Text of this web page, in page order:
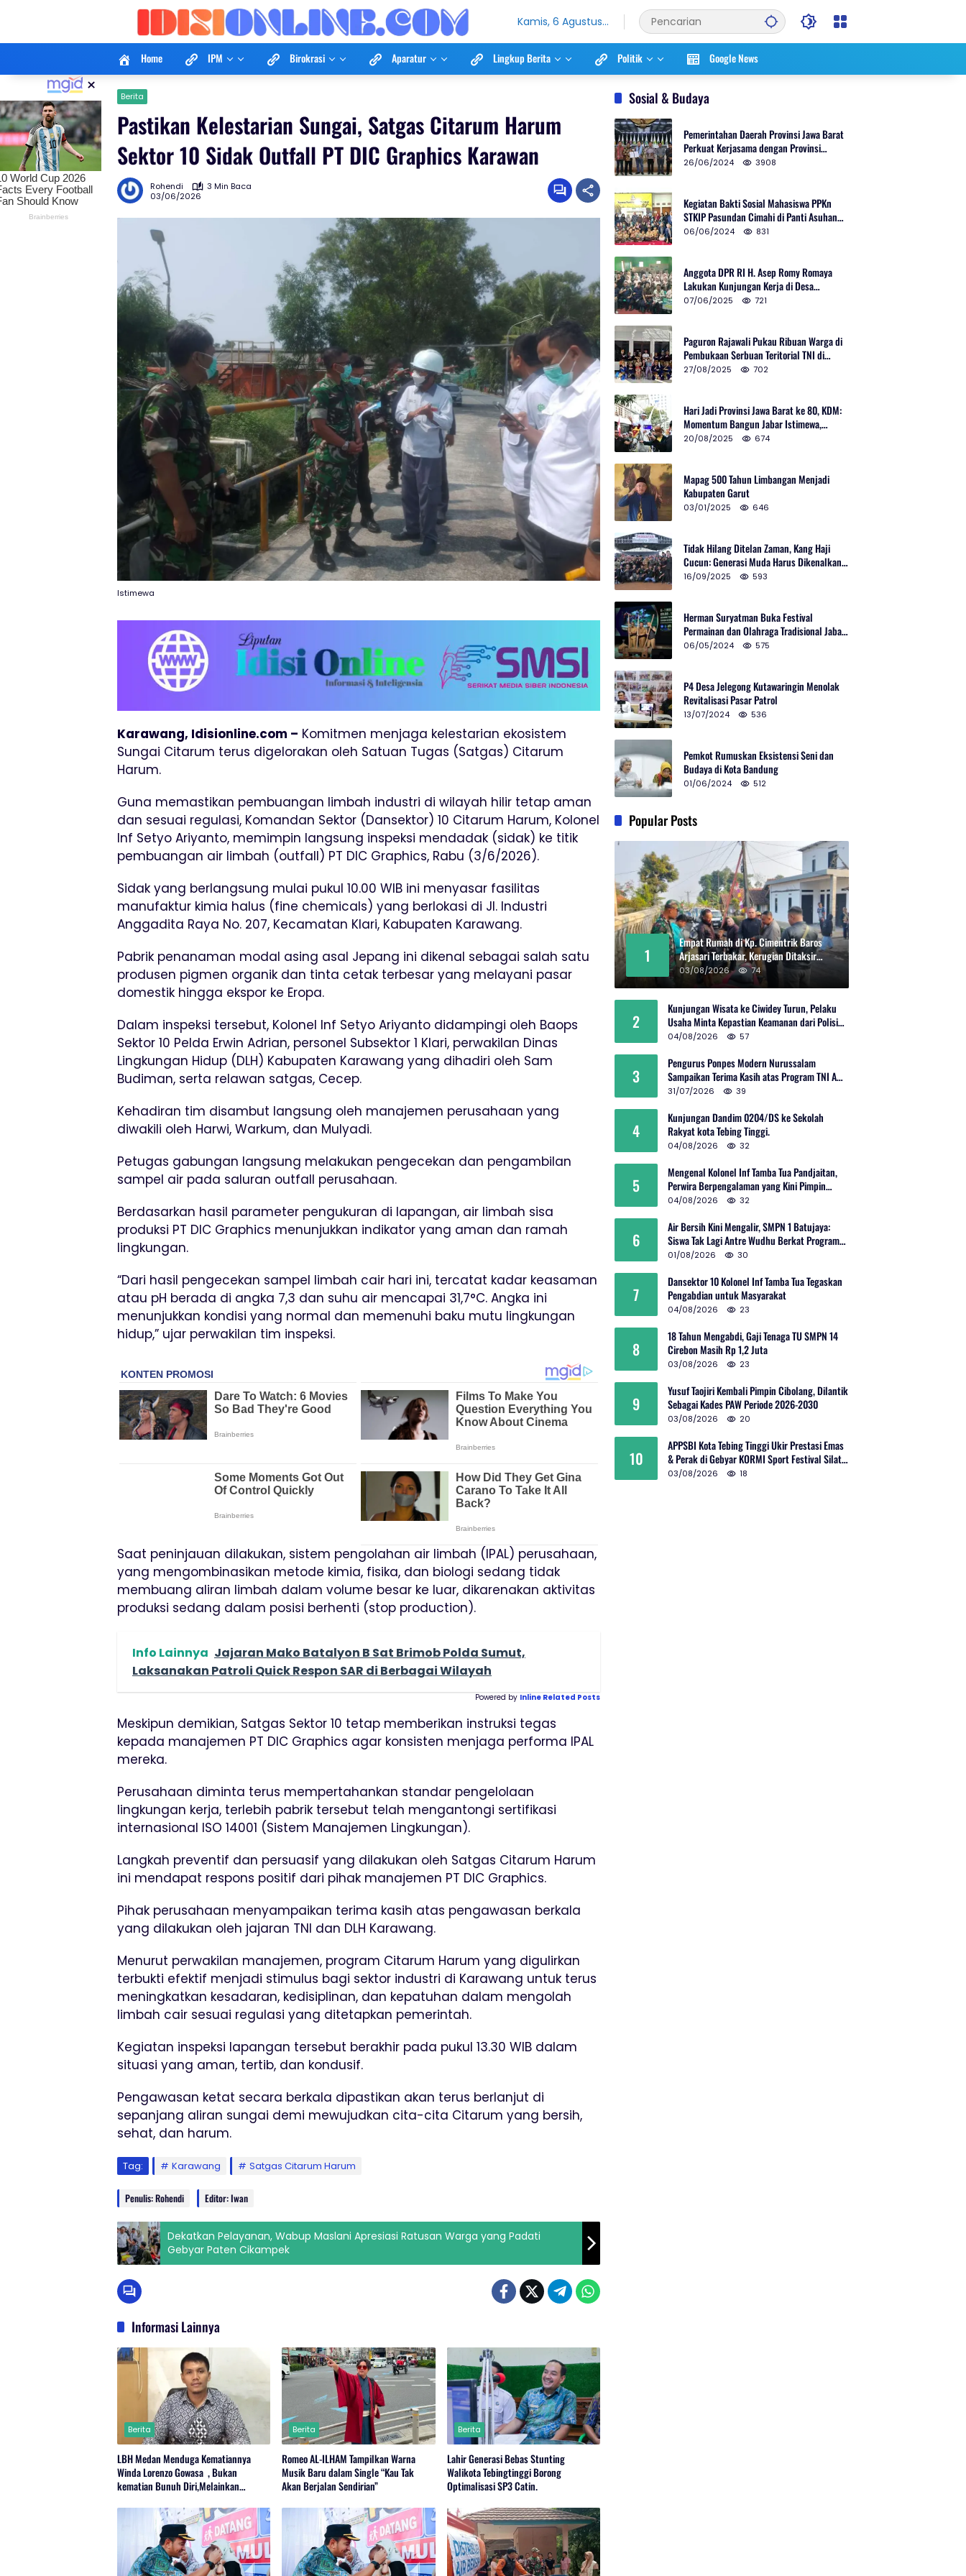
Kamis, 6 Agustus
Home IPM Birokrasi Aparatur Lingkup Berita Politik Google News
× Berita
Pastikan Kelestarian Sungai, Satgas Citarum Harum
Sektor 10 Sidak Outfall PT DIC Graphics Karawan
Rohendi
3 Min Baca
03/06/2026
Istimewa
Karawang, Idisionline.com – Komitmen menjaga kelestarian ekosistem
Sungai Citarum terus digelorakan oleh Satuan Tugas (Satgas) Citarum
Harum.
Guna memastikan pembuangan limbah industri di wilayah hilir tetap aman
dan sesuai regulasi, Komandan Sektor (Dansektor) 10 Citarum Harum, Kolonel
Inf Setyo Ariyanto, memimpin langsung inspeksi mendadak (sidak) ke titik
pembuangan air limbah (outfall) PT DIC Graphics, Rabu (3/6/2026).
Sidak yang berlangsung mulai pukul 10.00 WIB ini menyasar fasilitas
manufaktur kimia halus (fine chemicals) yang berlokasi di Jl. Industri
Anggadita Raya No. 207, Kecamatan Klari, Kabupaten Karawang.
Pabrik penanaman modal asing asal Jepang ini dikenal sebagai salah satu
produsen pigmen organik dan tinta cetak terbesar yang melayani pasar
domestik hingga ekspor ke Eropa.
Dalam inspeksi tersebut, Kolonel Inf Setyo Ariyanto didampingi oleh Baops
Sektor 10 Pelda Erwin Adrian, personel Subsektor 1 Klari, perwakilan Dinas
Lingkungan Hidup (DLH) Kabupaten Karawang yang dihadiri oleh Sam
Budiman, serta relawan satgas, Cecep.
Kehadiran tim disambut langsung oleh manajemen perusahaan yang
diwakili oleh Harwi, Warkum, dan Mulyadi.
Petugas gabungan langsung melakukan pengecekan dan pengambilan
sampel air pada saluran outfall perusahaan.
Berdasarkan hasil parameter pengukuran di lapangan, air limbah sisa
produksi PT DIC Graphics menunjukkan indikator yang aman dan ramah
lingkungan.
“Dari hasil pengecekan sampel limbah cair hari ini, tercatat kadar keasaman
atau pH berada di angka 7,3 dan suhu air mencapai 31,7°C. Angka ini
menunjukkan kondisi yang normal dan memenuhi baku mutu lingkungan
hidup,” ujar perwakilan tim inspeksi.
Saat peninjauan dilakukan, sistem pengolahan air limbah (IPAL) perusahaan,
yang mengombinasikan metode kimia, fisika, dan biologi sedang tidak
membuang aliran limbah dalam volume besar ke luar, dikarenakan aktivitas
produksi sedang dalam posisi berhenti (stop production).
Info Lainnya Jajaran Mako Batalyon B Sat Brimob Polda Sumut,
Laksanakan Patroli Quick Respon SAR di Berbagai Wilayah
Powered by Inline Related Posts
Meskipun demikian, Satgas Sektor 10 tetap memberikan instruksi tegas
kepada manajemen PT DIC Graphics agar konsisten menjaga performa IPAL
mereka.
Perusahaan diminta terus mempertahankan standar pengelolaan
lingkungan kerja, terlebih pabrik tersebut telah mengantongi sertifikasi
internasional ISO 14001 (Sistem Manajemen Lingkungan).
Langkah preventif dan persuasif yang dilakukan oleh Satgas Citarum Harum
ini mendapat respons positif dari pihak manajemen PT DIC Graphics.
Pihak perusahaan menyampaikan terima kasih atas pengawasan berkala
yang dilakukan oleh jajaran TNI dan DLH Karawang.
Menurut perwakilan manajemen, program Citarum Harum yang digulirkan
terbukti efektif menjadi stimulus bagi sektor industri di Karawang untuk terus
meningkatkan kesadaran, kedisiplinan, dan kepatuhan dalam mengolah
limbah cair sesuai regulasi yang ditetapkan pemerintah.
Kegiatan inspeksi lapangan tersebut berakhir pada pukul 13.30 WIB dalam
situasi yang aman, tertib, dan kondusif.
Pengawasan ketat secara berkala dipastikan akan terus berlanjut di
sepanjang aliran sungai demi mewujudkan cita-cita Citarum yang bersih,
sehat, dan harum.
Tag: Karawang Satgas Citarum Harum
Penulis: Rohendi Editor: Iwan
Dekatkan Pelayanan, Wabup Maslani Apresiasi Ratusan Warga yang Padati
Gebyar Paten Cikampek
Informasi Lainnya
Berita
LBH Medan Menduga Kematiannya
Winda Lorenzo Gowasa , Bukan
kematian Bunuh Diri,Melainkan
Berita
Romeo AL-ILHAM Tampilkan Warna
Musik Baru dalam Single “Kau Tak
Akan Berjalan Sendirian”
Berita
Lahir Generasi Bebas Stunting
Walikota Tebingtinggi Borong
Optimalisasi SP3 Catin.
Sosial & Budaya
Pemerintahan Daerah Provinsi Jawa Barat
Perkuat Kerjasama dengan Provinsi
Chungcheongnam Do Korea Selatan
26/06/2024 3908
Kegiatan Bakti Sosial Mahasiswa PPKn
STKIP Pasundan Cimahi di Panti Asuhan
Ulul Azmi Kota Cimahi
06/06/2024 831
Anggota DPR RI H. Asep Romy Romaya
Lakukan Kunjungan Kerja di Desa
Patrolsari
07/06/2025 721
Paguron Rajawali Pukau Ribuan Warga di
Pembukaan Serbuan Teritorial TNI di
Cibatu
27/08/2025 702
Hari Jadi Provinsi Jawa Barat ke 80, KDM:
Momentum Bangun Jabar Istimewa,
Lembur di Urus Kota Ditata
20/08/2025 674
Mapag 500 Tahun Limbangan Menjadi
Kabupaten Garut
03/01/2025 646
Tidak Hilang Ditelan Zaman, Kang Haji
Cucun: Generasi Muda Harus Dikenalkan
Pencak Silat
16/09/2025 593
Herman Suryatman Buka Festival
Permainan dan Olahraga Tradisional Jabar
2024 di Gedung Teater Tertutup
06/05/2024 575
P4 Desa Jelegong Kutawaringin Menolak
Revitalisasi Pasar Patrol
13/07/2024 536
Pemkot Rumuskan Eksistensi Seni dan
Budaya di Kota Bandung
01/06/2024 512
Popular Posts
1
Empat Rumah di Kp. Cimentrik Baros
Arjasari Terbakar, Kerugian Ditaksir
Rp600 Juta
03/08/2026 74
2
Kunjungan Wisata ke Ciwidey Turun, Pelaku
Usaha Minta Kepastian Keamanan dari Polisi
dan Pemprov Jabar
04/08/2026 57
3
Pengurus Ponpes Modern Nurussalam
Sampaikan Terima Kasih atas Program TNI AD
Manunggal Air
31/07/2026 39
4
Kunjungan Dandim 0204/DS ke Sekolah
Rakyat kota Tebing Tinggi.
04/08/2026 32
5
Mengenal Kolonel Inf Tamba Tua Pandjaitan,
Perwira Berpengalaman yang Kini Pimpin
Sektor 10 Citarum Harum
04/08/2026 32
6
Air Bersih Kini Mengalir, SMPN 1 Batujaya:
Siswa Tak Lagi Antre Wudhu Berkat Program
TNI AD
01/08/2026 30
7
Dansektor 10 Kolonel Inf Tamba Tua Tegaskan
Pengabdian untuk Masyarakat
04/08/2026 23
8
18 Tahun Mengabdi, Gaji Tenaga TU SMPN 14
Cirebon Masih Rp 1,2 Juta
03/08/2026 23
9
Yusuf Taojiri Kembali Pimpin Cibolang, Dilantik
Sebagai Kades PAW Periode 2026-2030
03/08/2026 20
10
APPSBI Kota Tebing Tinggi Ukir Prestasi Emas
& Perak di Gebyar KORMI Sport Festival Silat
Budaya Sumut
03/08/2026 18